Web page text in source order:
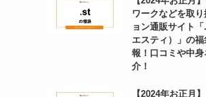
ワークなどを取
ョン通販サイト
エスティ）」の
報！口コミや中
介！
【2024年お正月